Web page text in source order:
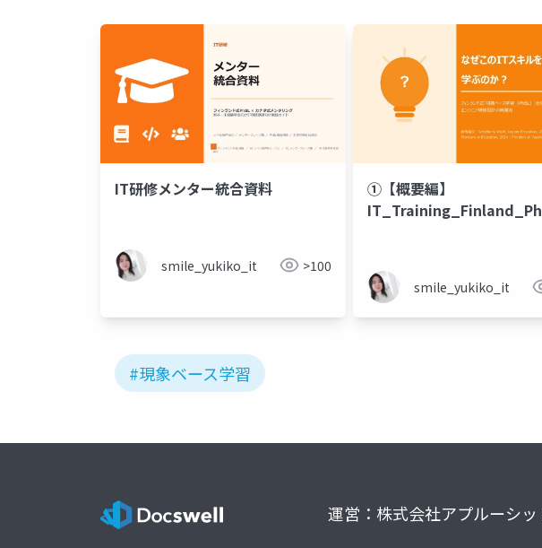
IT研修メンター統合資料
smile_yukiko_it >100
①【概要編】
smile_yukiko_it
#現象ベース学習
運営：株式会社アプルーシッ